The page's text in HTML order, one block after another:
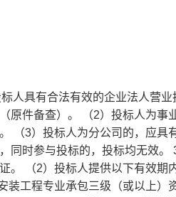
人具有合法有效的企业法人营
原件备查）。 （2）投标人为
（3）投标人为分公司的，应
同时参与投标的，投标均无效
。 （2）投标人提供以下有效
装工程专业承包三级（或以上